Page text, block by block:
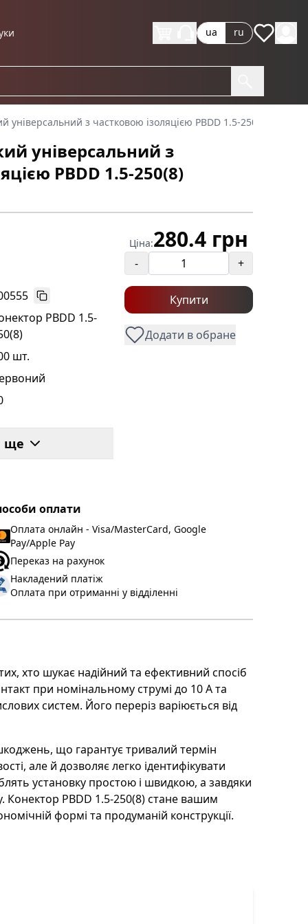
ua ru
універсальний з частковою ізоляцією PBDD 1.5-250(8) (роз'єм)
універсальний з
PBDD 1.5-250(8)
PBDD 1.5-
шт.
1.5
ще
Ціна:280.4 грн
- +
Купити
Додати в обране
оплати
Оплата онлайн - Visa/MasterCard, Google
Pay/Apple Pay
Переказ на рахунок
Накладений платіж
Оплата при отриманні у відділенні
хто шукає надійний та ефективний спосіб
при номінальному струмі до 10 А та
систем. Його переріз варіюється від
що гарантує тривалий термін
але й дозволяє легко ідентифікувати
установку простою і швидкою, а завдяки
Конектор PBDD 1.5-250(8) стане вашим
формі та продуманій конструкції.